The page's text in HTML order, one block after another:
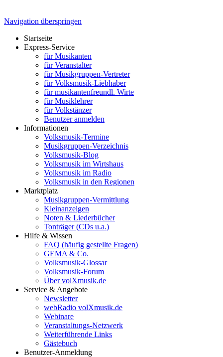
Navigation überspringen
Startseite
Express-Service
für Musikanten
für Veranstalter
für Musikgruppen-Vertreter
für Volksmusik-Liebhaber
für musikantenfreundl. Wirte
für Musiklehrer
für Volkstänzer
Benutzer anmelden
Informationen
Volksmusik-Termine
Musikgruppen-Verzeichnis
Volksmusik-Blog
Volksmusik im Wirtshaus
Volksmusik im Radio
Volksmusik in den Regionen
Marktplatz
Musikgruppen-Vermittlung
Kleinanzeigen
Noten & Liederbücher
Tonträger (CDs u.a.)
Hilfe & Wissen
FAQ (häufig gestellte Fragen)
GEMA & Co.
Volksmusik-Glossar
Volksmusik-Forum
Über volXmusik.de
Service & Angebote
Newsletter
webRadio volXmusik.de
Webinare
Veranstaltungs-Netzwerk
Weiterführende Links
Gästebuch
Benutzer-Anmeldung